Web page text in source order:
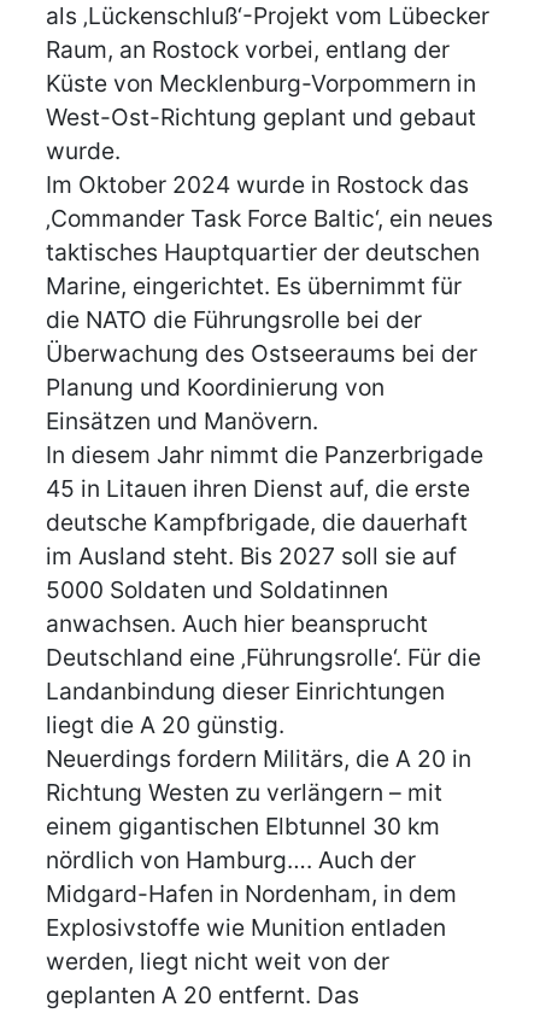
als ‚Lückenschluß‘-Projekt vom Lübecker
Raum, an Rostock vorbei, entlang der
Küste von Mecklenburg-Vorpommern in
West-Ost-Richtung geplant und gebaut
wurde.
Im Oktober 2024 wurde in Rostock das
‚Commander Task Force Baltic‘, ein neues
taktisches Hauptquartier der deutschen
Marine, eingerichtet. Es übernimmt für
die NATO die Führungsrolle bei der
Überwachung des Ostseeraums bei der
Planung und Koordinierung von
Einsätzen und Manövern.
In diesem Jahr nimmt die Panzerbrigade
45 in Litauen ihren Dienst auf, die erste
deutsche Kampfbrigade, die dauerhaft
im Ausland steht. Bis 2027 soll sie auf
5000 Soldaten und Soldatinnen
anwachsen. Auch hier beansprucht
Deutschland eine ‚Führungsrolle‘. Für die
Landanbindung dieser Einrichtungen
liegt die A 20 günstig.
Neuerdings fordern Militärs, die A 20 in
Richtung Westen zu verlängern – mit
einem gigantischen Elbtunnel 30 km
nördlich von Hamburg…. Auch der
Midgard-Hafen in Nordenham, in dem
Explosivstoffe wie Munition entladen
werden, liegt nicht weit von der
geplanten A 20 entfernt. Das